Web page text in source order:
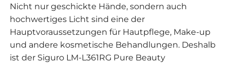
Nicht nur geschickte Hände, sondern auch
hochwertiges Licht sind eine der
Hauptvoraussetzungen für Hautpflege, Make-up
und andere kosmetische Behandlungen. Deshalb
ist der Siguro LM-L361RG Pure Beauty